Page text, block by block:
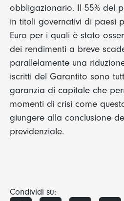
obbligazionario. Il 55% del
in titoli governativi di paesi
Euro per i quali è stato
dei rendimenti a breve
parallelamente una
iscritti del Garantito sono
garanzia di capitale che
momenti di crisi come
giungere alla conclusione
previdenziale.
Condividi su: